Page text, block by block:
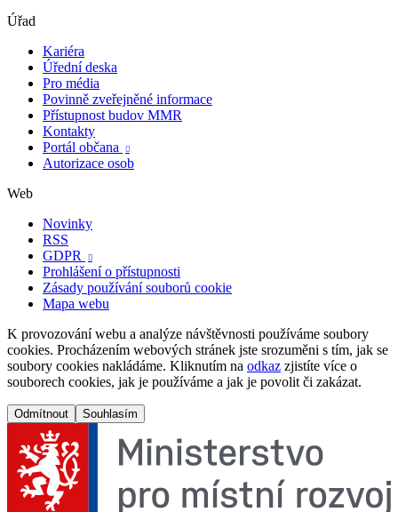
Úřad
Kariéra
Úřední deska
Pro média
Povinně zveřejněné informace
Přístupnost budov MMR
Kontakty
Portál občana

Autorizace osob
Web
Novinky
RSS
GDPR

Prohlášení o přístupnosti
Zásady používání souborů cookie
Mapa webu
K provozování webu a analýze návštěvnosti používáme soubory
cookies. Procházením webových stránek jste srozuměni s tím, jak se
soubory cookies nakládáme. Kliknutím na odkaz zjistíte více o
souborech cookies, jak je používáme a jak je povolit či zakázat.
Odmítnout Souhlasím